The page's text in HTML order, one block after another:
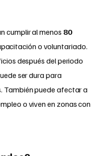
cumplir al menos 80
o voluntariado.
después del periodo
ser dura para
También puede afectar a
o viven en zonas con